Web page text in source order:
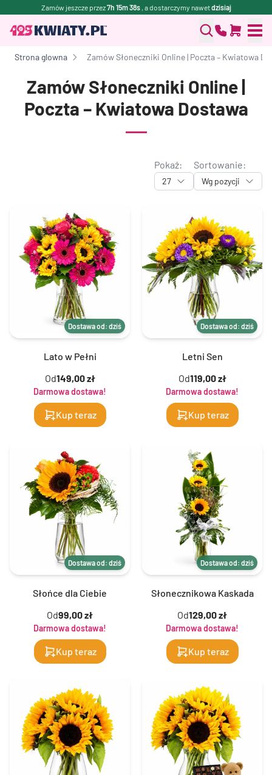
Zamów jeszcze przez7h 15m 38s , a dostarczymy nawetdzisiaj
Strona glowna Zamów Słoneczniki Online | Poczta – Kwiatowa
Zamów Słoneczniki Online |
Poczta – Kwiatowa Dostawa
Pokaż:
27
Sortowanie:
Wg pozycji
Dostawa od: dziś
Lato w Pełni
Od149,00 zł
Darmowa dostawa!
Kup teraz
Dostawa od: dziś
Letni Sen
Od119,00 zł
Darmowa dostawa!
Kup teraz
Dostawa od: dziś
Słońce dla Ciebie
Od99,00 zł
Darmowa dostawa!
Kup teraz
Dostawa od: dziś
Słonecznikowa Kaskada
Od129,00 zł
Darmowa dostawa!
Kup teraz